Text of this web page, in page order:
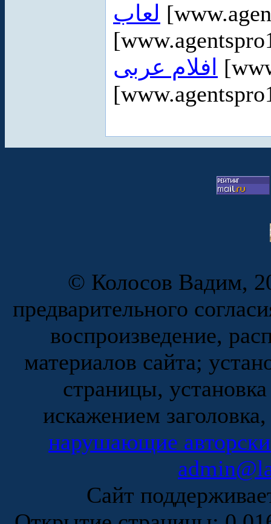
لعاب
افلام عربى
© Колосов Вадим,
предварительного
воспроизведение,
материалов сайта;
страницы,
искажением
нарушающие
Сайт